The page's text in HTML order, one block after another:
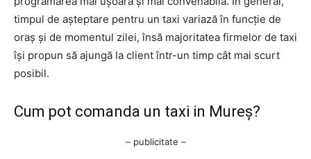
timpul de așteptare pentru un taxi variază în funcție de
oraș și de momentul zilei, însă majoritatea firmelor de taxi
își propun să ajungă la client într-un timp cât mai scurt
posibil.
Cum pot comanda un taxi in Mureș?
– publicitate –